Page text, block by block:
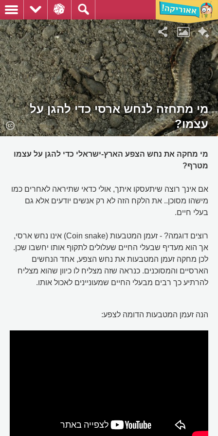
מי מתחזה לנחש ארסי כדי להגן על
עצמו?
מי מחקה את נחש הצפע הארץ-ישראלי כדי להגן על עצמו
מטרף?
אם אינך רוצה שיתעסקו איתך, אולי כדאי שתיראה לאחרים כמו
מישהו מסוכן.. את הלקח הזה לא רק אנשים יודעים אלא גם
בעלי חיים.
רוצים דוגמה? - זעמן המטבעות (Coin snake) אינו נחש ארסי,
אך הוא מעדיף שבעלי החיים שעלולים לתקוף אותו יחשבו שכן.
לכן מחקה זעמן המטבעות את נחש הצפע, אחד הנחשים
הארסיים והמסוכנים. כנראה שזה מצליח לו כיוון שהוא מצליח
להרתיע כך רבים מבעלי החיים שמעוניינים לאכול אותו.
הנה זעמן המטבעות הדומה לצפע: